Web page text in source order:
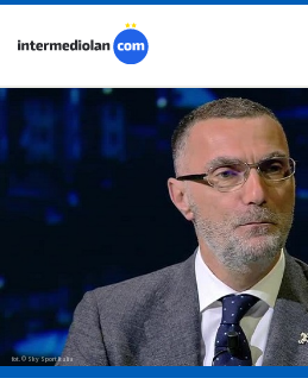
fot. © Sky Sport Italia